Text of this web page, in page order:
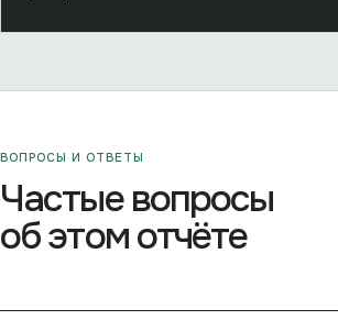
ВОПРОСЫ И ОТВЕТЫ
Частые вопросы
об этом отчёте